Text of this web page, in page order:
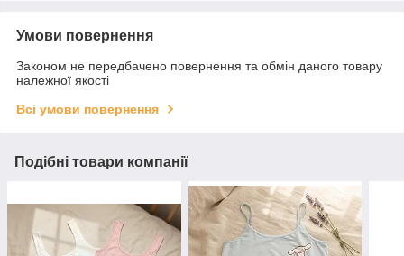
Умови повернення
Законом не передбачено повернення та обмін даного товару
належної якості
Всі умови повернення
Подібні товари компанії